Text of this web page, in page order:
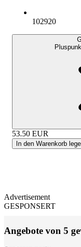
102920
53.50 EUR
In den Warenkorb
Advertisement
GESPONSERT
Angebote von 5